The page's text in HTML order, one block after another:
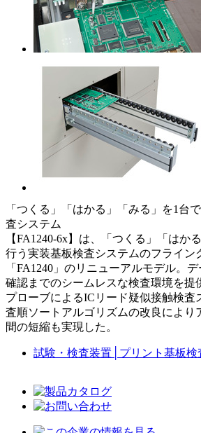
「つくる」「はかる」「みる」を1台
査システム
【FA1240-6x】は、「つくる」「はか
行う実装基板検査システムのフライン
「FA1240」のリニューアルモデル。
確認までのシームレスな検査環境を提
プローブによるICリード疑似接触検査
査順ソートアルゴリズムの改良により
間の短縮も実現した。
試験・検査装置 プリント基板検